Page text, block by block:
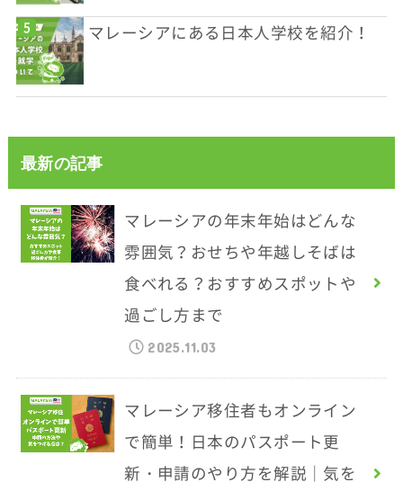
マレーシアにある日本人学校を紹介！
最新の記事
マレーシアの年末年始はどんな
雰囲気？おせちや年越しそばは
食べれる？おすすめスポットや
過ごし方まで
2025.11.03
マレーシア移住者もオンライン
で簡単！日本のパスポート更
新・申請のやり方を解説｜気を